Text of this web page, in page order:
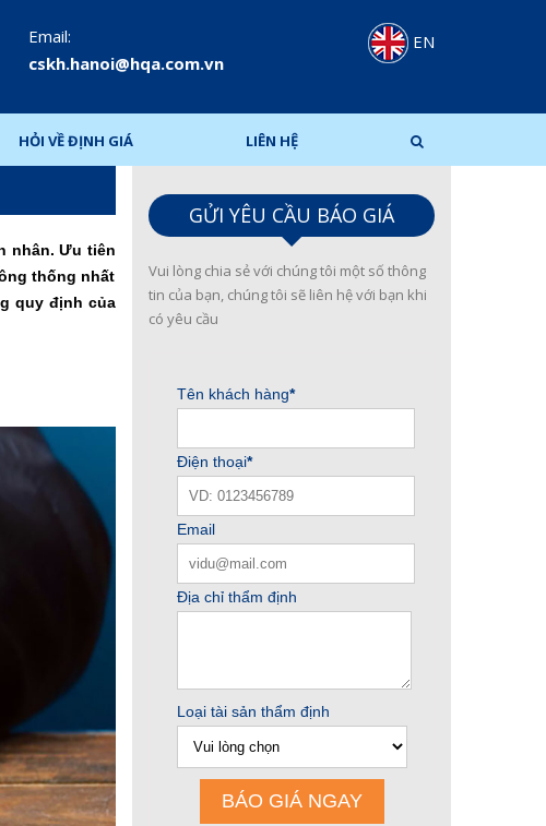
Email:
cskh.hanoi@hqa.com.vn
EN
HỎI VỀ ĐỊNH GIÁ LIÊN HỆ
nhân. Ưu tiên
thống nhất
quy định của
GỬI YÊU CẦU BÁO GIÁ
Vui lòng chia sẻ với chúng tôi một số thông
tin của bạn, chúng tôi sẽ liên hệ với bạn khi
có yêu cầu